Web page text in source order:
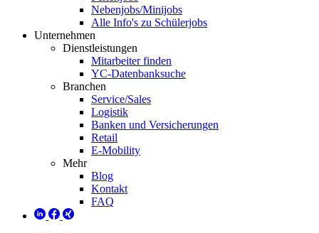
Nebenjobs/Minijobs
Alle Info's zu Schülerjobs
Unternehmen
Dienstleistungen
Mitarbeiter finden
YC-Datenbanksuche
Branchen
Service/Sales
Logistik
Banken und Versicherungen
Retail
E-Mobility
Mehr
Blog
Kontakt
FAQ